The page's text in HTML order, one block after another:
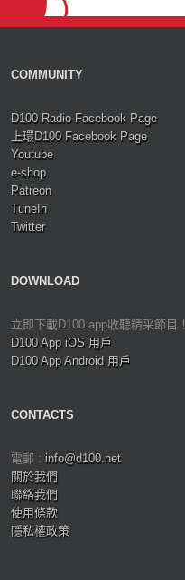
COMMUNITY
D100 Radio Facebook Page
上環D100 Facebook Page
Youtube
e-shop
Patreon
TuneIn
Twitter
DOWNLOAD
立即下載D100 app收聽精采節目！
D100 App iOS 用戶
D100 App Android 用戶
CONTACTS
電郵 : info@d100.net
關於我們
聯絡我們
使用條款
隱私權政策